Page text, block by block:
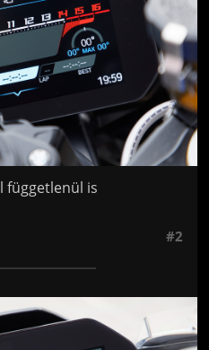
függetlenül is
#2
kép!